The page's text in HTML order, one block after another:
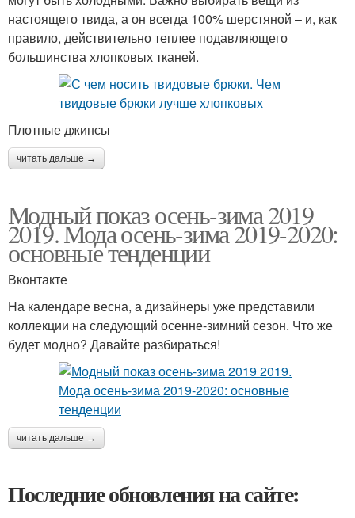
настоящего твида, а он всегда 100% шерстяной – и, как
правило, действительно теплее подавляющего
большинства хлопковых тканей.
Плотные джинсы
читать дальше →
Модный показ осень-зима 2019
2019. Мода осень-зима 2019-2020:
основные тенденции
Вконтакте
На календаре весна, а дизайнеры уже представили
коллекции на следующий осенне-зимний сезон. Что же
будет модно? Давайте разбираться!
читать дальше →
Последние обновления на сайте: